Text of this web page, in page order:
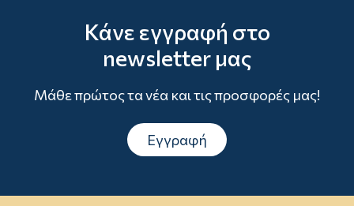
Κάνε εγγραφή στο
newsletter μας
Μάθε πρώτος τα νέα και τις προσφορές μας!
Εγγραφή